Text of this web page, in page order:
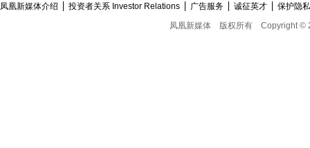
凤凰新媒体介绍 投资者关系 Investor Relations 广告服务 诚征英才
保护隐
凤凰新媒体
版权所有 Copyright ©